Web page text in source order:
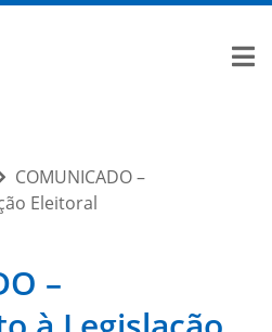
COMUNICADO –
Eleitoral
–